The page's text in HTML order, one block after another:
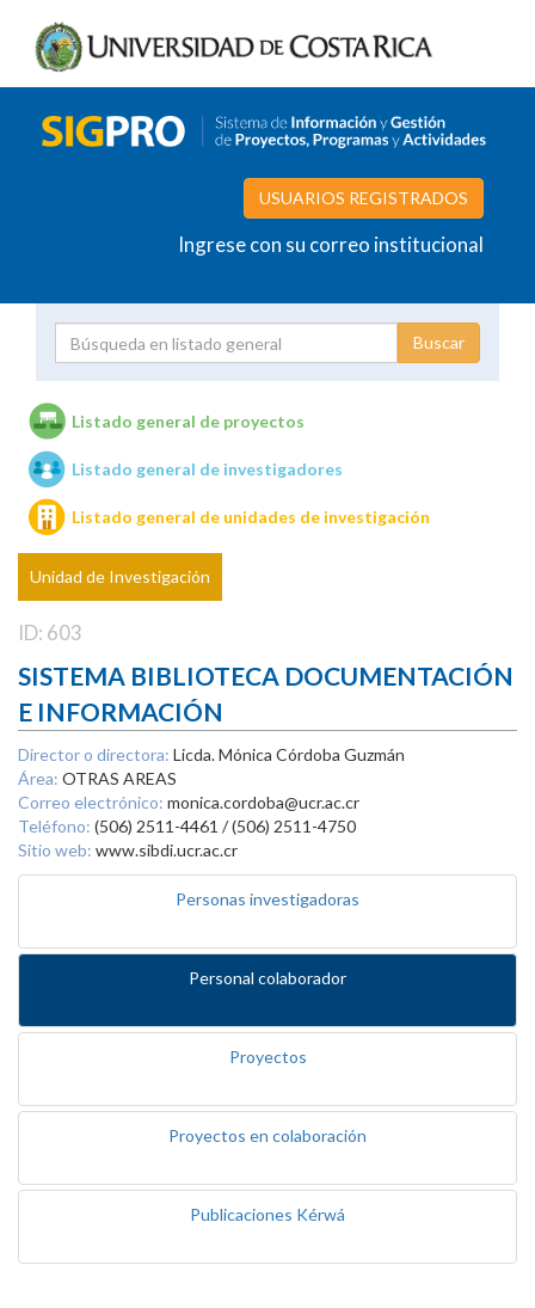
USUARIOS REGISTRADOS
Ingrese con su correo institucional
Unidades de investigación
Listado general de proyectos
Listado general de investigadores
Listado general de unidades de investigación
Unidad de Investigación
ID: 603
SISTEMA BIBLIOTECA DOCUMENTACIÓN
E INFORMACIÓN
Director o directora: Licda. Mónica Córdoba Guzmán
Área: OTRAS AREAS
Correo electrónico: monica.cordoba@ucr.ac.cr
Teléfono: (506) 2511-4461 / (506) 2511-4750
Sitio web: www.sibdi.ucr.ac.cr
Personas investigadoras
Personal colaborador
Proyectos
Proyectos en colaboración
Publicaciones Kérwá